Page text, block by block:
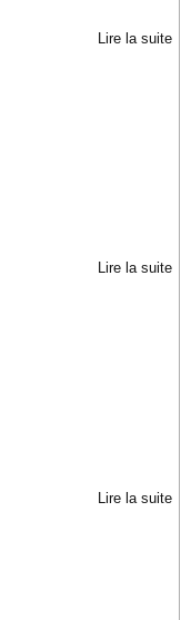
Lire la suite
Lire la suite
Lire la suite